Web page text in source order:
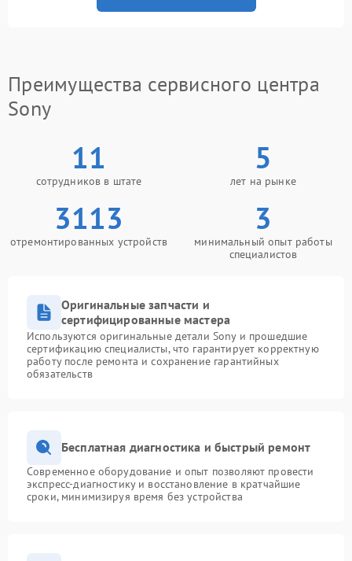
Преимущества сервисного центра
Sony
11
сотрудников в штате
5
лет на рынке
3113
отремонтированных устройств
3
минимальный опыт работы
специалистов
Оригинальные запчасти и
сертифицированные мастера
Используются оригинальные детали Sony и прошедшие
сертификацию специалисты, что гарантирует корректную
работу после ремонта и сохранение гарантийных
обязательств
Бесплатная диагностика и быстрый ремонт
Современное оборудование и опыт позволяют провести
экспресс-диагностику и восстановление в кратчайшие
сроки, минимизируя время без устройства